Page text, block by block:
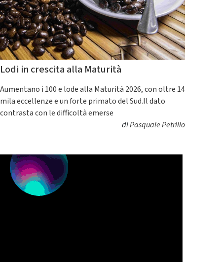
Lodi in crescita alla Maturità
Aumentano i 100 e lode alla Maturità 2026, con oltre 14
mila eccellenze e un forte primato del Sud.Il dato
contrasta con le difficoltà emerse
diPasquale Petrillo